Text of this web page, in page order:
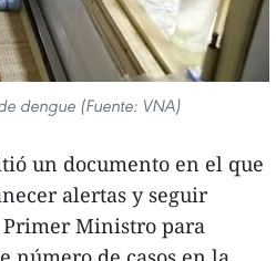
dengue (Fuente: VNA)
un documento en el que
alertas y seguir
Ministro para